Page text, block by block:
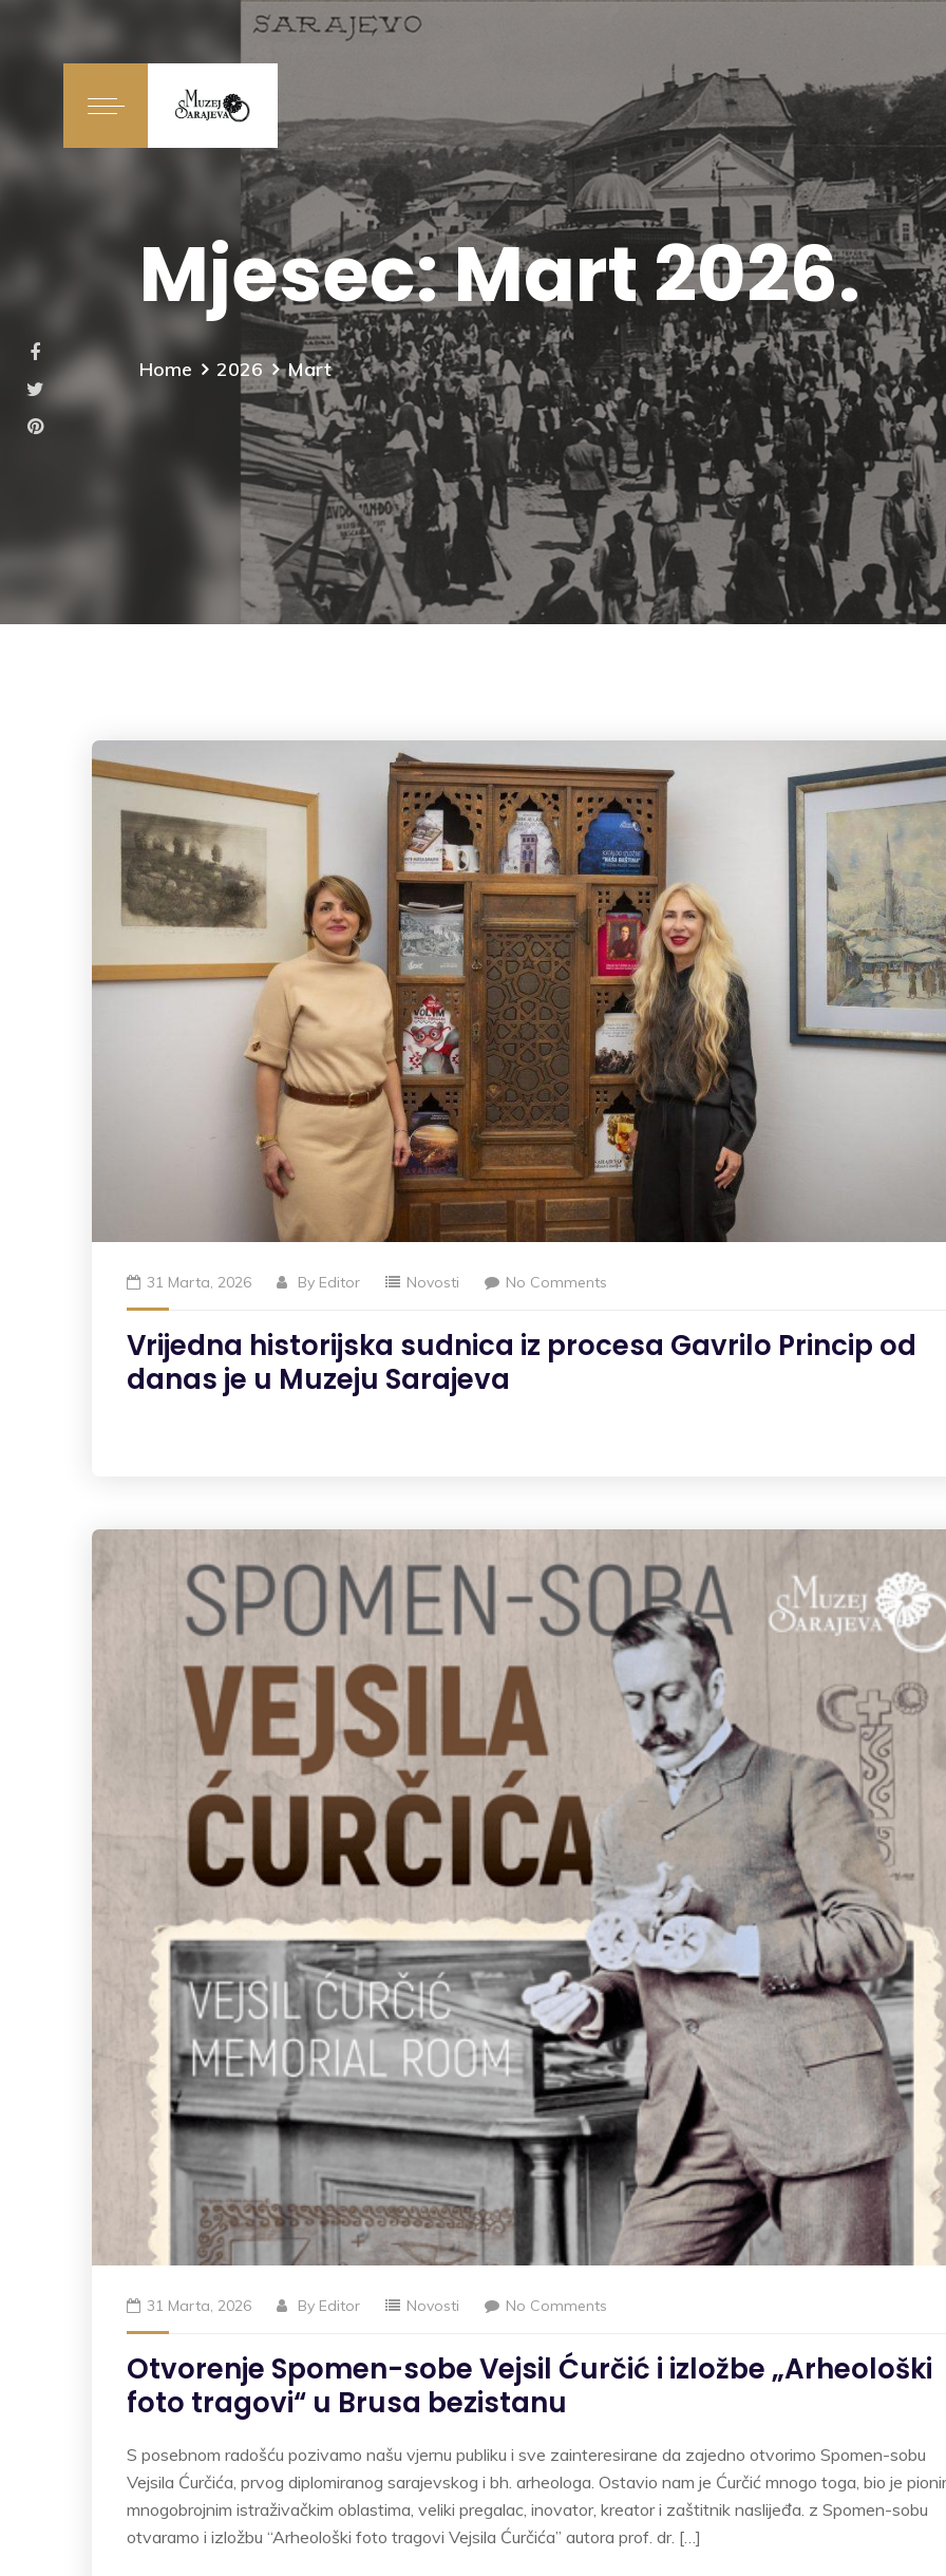
Mjesec:Mart 2026.
Home 2026 Mart
31 Marta, 2026 By Editor Novosti No Comments
Vrijedna historijska sudnica iz procesa Gavrilo Princip od
danas je u Muzeju Sarajeva
31 Marta, 2026 By Editor Novosti No Comments
Otvorenje Spomen-sobe Vejsil Ćurčić i izložbe „Arheološki
foto tragovi“ u Brusa bezistanu
S posebnom radošću pozivamo našu vjernu publiku i sve zainteresirane da zajedno otvorimo Spomen-sobu
Vejsila Ćurčića, prvog diplomiranog sarajevskog i bh. arheologa. Ostavio nam je Ćurčić mnogo toga, bio je
mnogobrojnim istraživačkim oblastima, veliki pregalac, inovator, kreator i zaštitnik naslijeđa. z Spomen-sobu
otvaramo i izložbu “Arheološki foto tragovi Vejsila Ćurčića” autora prof. dr. […]